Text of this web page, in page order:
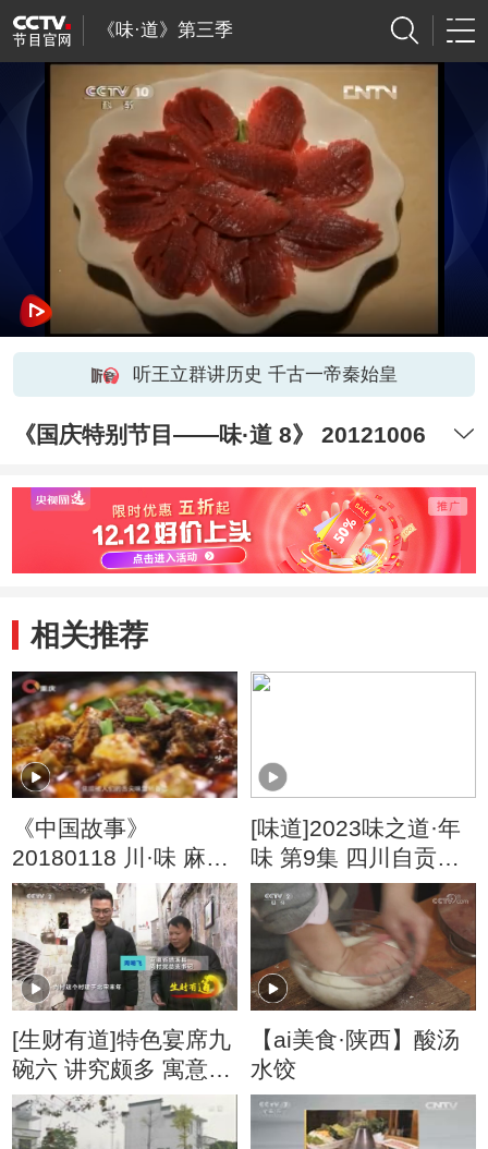
《味·道》第三季
听王立群讲历史 千古一帝秦始皇
《国庆特别节目——味·道 8》 20121006
相关推荐
《中国故事》
20180118 川·味 麻婆
豆腐
[味道]2023味之道·年
味 第9集 四川自贡篇
以“盐”会“盐” 一腌一烘
做出独特风味盐烘咸
[生财有道]特色宴席九
碗六 讲究颇多 寓意美
满
【ai美食·陕西】酸汤
水饺